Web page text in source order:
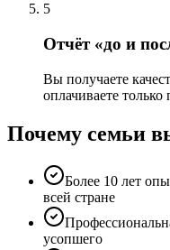
5
Отчёт «до и
Вы получаете
оплачиваете
Почему семьи
Более 10 лет
всей стране
усопшего